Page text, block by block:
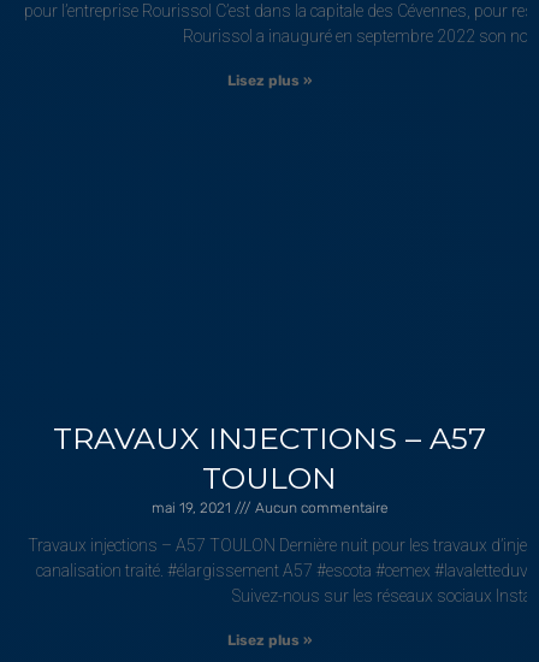
pour l’entreprise Rourissol C’est dans la capitale des Cévennes, pour
Rourissol a inauguré en septembre 2022 son
Lisez plus »
TRAVAUX INJECTIONS – A57
TOULON
mai 19, 2021 Aucun commentaire
Travaux injections – A57 TOULON Dernière nuit pour les travaux
canalisation traité. #élargissement A57 #escota #cemex
Suivez-nous sur les réseaux sociaux
Lisez plus »